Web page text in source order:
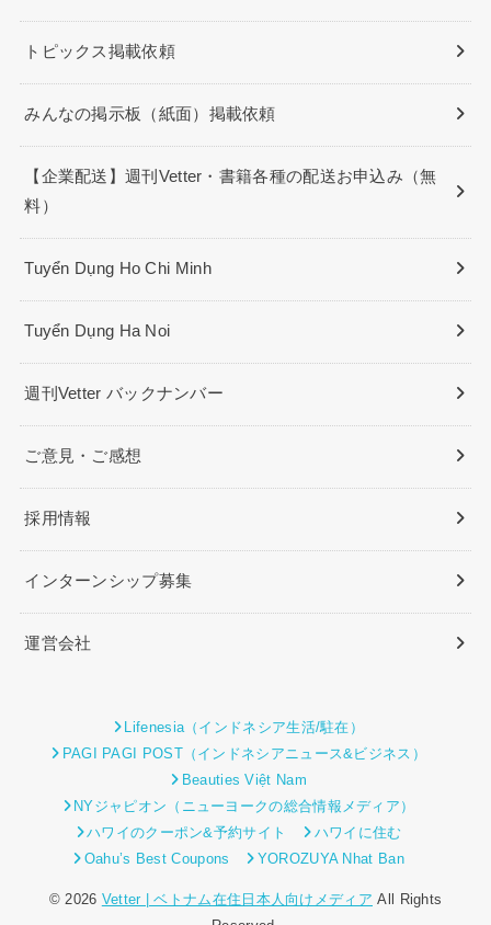
トピックス掲載依頼
みんなの掲示板（紙面）掲載依頼
【企業配送】週刊Vetter・書籍各種の配送お申込み（無
料）
Tuyển Dụng Ho Chi Minh
Tuyển Dụng Ha Noi
週刊Vetter バックナンバー
ご意見・ご感想
採用情報
インターンシップ募集
運営会社
Lifenesia（インドネシア生活/駐在）
PAGI PAGI POST（インドネシアニュース&ビジネス）
Beauties Việt Nam
NYジャピオン（ニューヨークの総合情報メディア）
ハワイのクーポン&予約サイト
ハワイに住む
Oahu’s Best Coupons
YOROZUYA Nhat Ban
© 2026 Vetter | ベトナム在住日本人向けメディア All Rights